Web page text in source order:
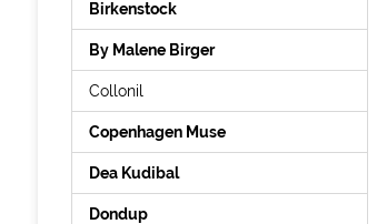
Birkenstock
By Malene Birger
Collonil
Copenhagen Muse
Dea Kudibal
Dondup